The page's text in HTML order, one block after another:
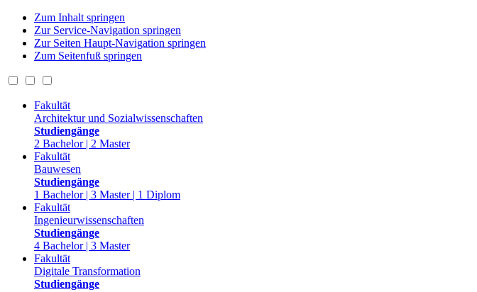
Zum Inhalt springen
Zur Service-Navigation springen
Zur Seiten Haupt-Navigation springen
Zum Seitenfuß springen
Fakultät
Architektur und Sozialwissenschaften
Studiengänge
2 Bachelor | 2 Master
Fakultät
Bauwesen
Studiengänge
1 Bachelor | 3 Master | 1 Diplom
Fakultät
Ingenieurwissenschaften
Studiengänge
4 Bachelor | 3 Master
Fakultät
Digitale Transformation
Studiengänge